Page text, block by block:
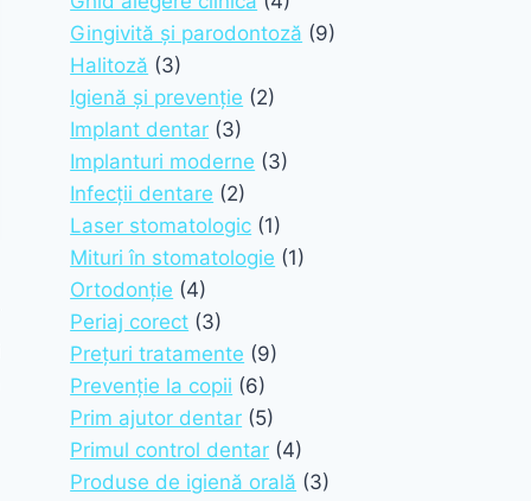
Gingivită și parodontoză (9)
Halitoză (3)
Igienă și prevenție (2)
Implant dentar (3)
Implanturi moderne (3)
Infecții dentare (2)
Laser stomatologic (1)
Mituri în stomatologie (1)
Ortodonție (4)
Periaj corect (3)
Prețuri tratamente (9)
Prevenție la copii (6)
Prim ajutor dentar (5)
Primul control dentar (4)
Produse de igienă orală (3)